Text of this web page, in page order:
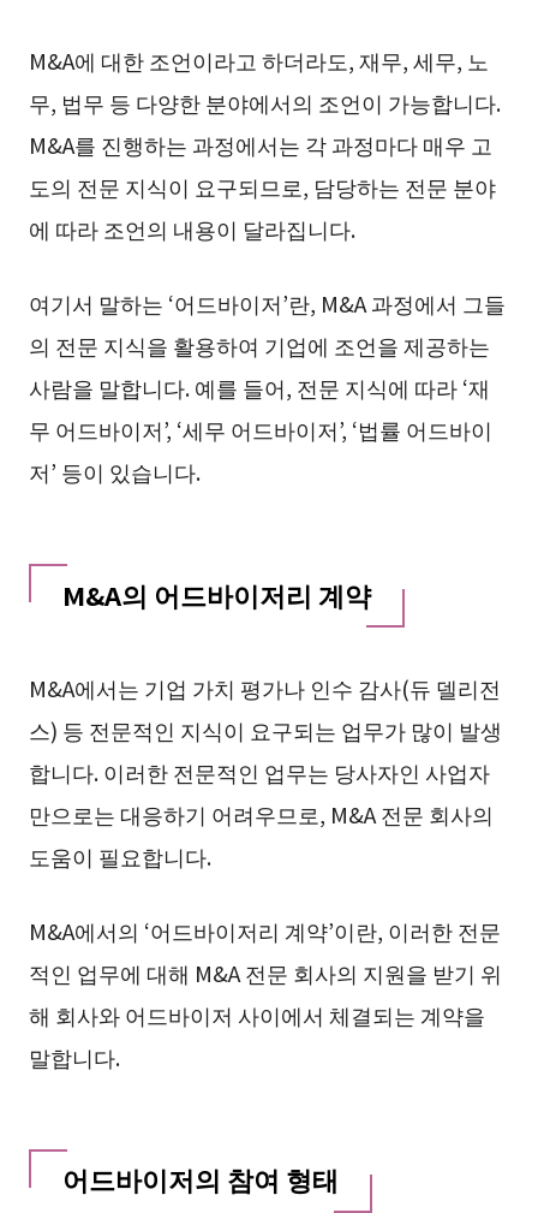
M&A에 대한 조언이라고 하더라도, 재무, 세무, 노
무, 법무 등 다양한 분야에서의 조언이 가능합니다.
M&A를 진행하는 과정에서는 각 과정마다 매우 고
도의 전문 지식이 요구되므로, 담당하는 전문 분야
에 따라 조언의 내용이 달라집니다.
여기서 말하는 ‘어드바이저’란, M&A 과정에서 그들
의 전문 지식을 활용하여 기업에 조언을 제공하는
사람을 말합니다. 예를 들어, 전문 지식에 따라 ‘재
무 어드바이저’, ‘세무 어드바이저’, ‘법률 어드바이
저’ 등이 있습니다.
M&A의 어드바이저리 계약
M&A에서는 기업 가치 평가나 인수 감사(듀 델리전
스) 등 전문적인 지식이 요구되는 업무가 많이 발생
합니다. 이러한 전문적인 업무는 당사자인 사업자
만으로는 대응하기 어려우므로, M&A 전문 회사의
도움이 필요합니다.
M&A에서의 ‘어드바이저리 계약’이란, 이러한 전문
적인 업무에 대해 M&A 전문 회사의 지원을 받기 위
해 회사와 어드바이저 사이에서 체결되는 계약을
말합니다.
어드바이저의 참여 형태